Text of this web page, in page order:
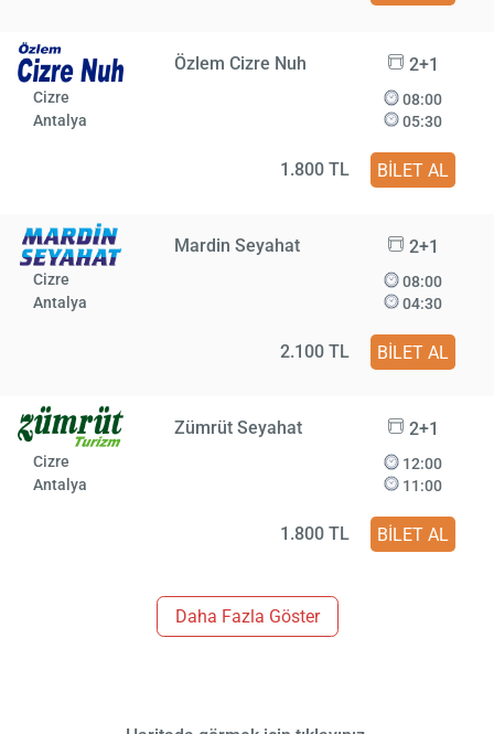
Özlem Cizre Nuh 2+1
Cizre
Antalya
08:00
05:30
1.800 TL BİLET AL
Mardin Seyahat 2+1
Cizre
Antalya
08:00
04:30
2.100 TL BİLET AL
Zümrüt Seyahat 2+1
Cizre
Antalya
12:00
11:00
1.800 TL BİLET AL
Daha Fazla Göster